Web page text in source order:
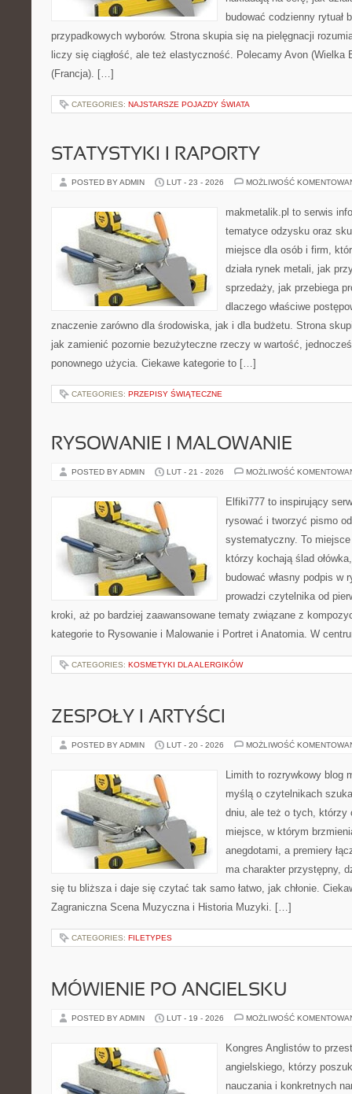
budować codzienny rytuał
przypadkowych wyborów. Strona skupia się na pielęgnacji
liczy się ciągłość, ale też elastyczność. Polecamy Avon (Wielka
(Francja). […]
CATEGORIES: NAJSTARSZE POJAZDY ŚWIATA
STATYSTYKI I RAPORTY
POSTED BY ADMIN LUT - 23 - 2026 MOŻLIWOŚĆ
makmetalik.pl to serwis
tematyce odzysku oraz
miejsce dla osób i firm,
działa rynek metali, jak
sprzedaży, jak przebiega
dlaczego właściwe
znaczenie zarówno dla środowiska, jak i dla budżetu. Strona
jak zamienić pozornie bezużyteczne rzeczy w wartość,
ponownego użycia. Ciekawe kategorie to […]
CATEGORIES: PRZEPISY ŚWIĄTECZNE
RYSOWANIE I MALOWANIE
POSTED BY ADMIN LUT - 21 - 2026 MOŻLIWOŚĆ
Elfiki777 to inspirujący
rysować i tworzyć pismo
systematyczny. To
którzy kochają ślad
budować własny podpis w
prowadzi czytelnika od
kroki, aż po bardziej zaawansowane tematy związane z
kategorie to Rysowanie i Malowanie i Portret i Anatomia. W
CATEGORIES: KOSMETYKI DLA ALERGIKÓW
ZESPOŁY I ARTYŚCI
POSTED BY ADMIN LUT - 20 - 2026 MOŻLIWOŚĆ
Limith to rozrywkowy blog
myślą o czytelnikach
dniu, ale też o tych, którzy
miejsce, w którym
anegdotami, a premiery
ma charakter przystępny,
się tu bliższa i daje się czytać tak samo łatwo, jak chłonie.
Zagraniczna Scena Muzyczna i Historia Muzyki. […]
CATEGORIES: FILETYPES
MÓWIENIE PO ANGIELSKU
POSTED BY ADMIN LUT - 19 - 2026 MOŻLIWOŚĆ
Kongres Anglistów to
angielskiego, którzy
nauczania i konkretnych